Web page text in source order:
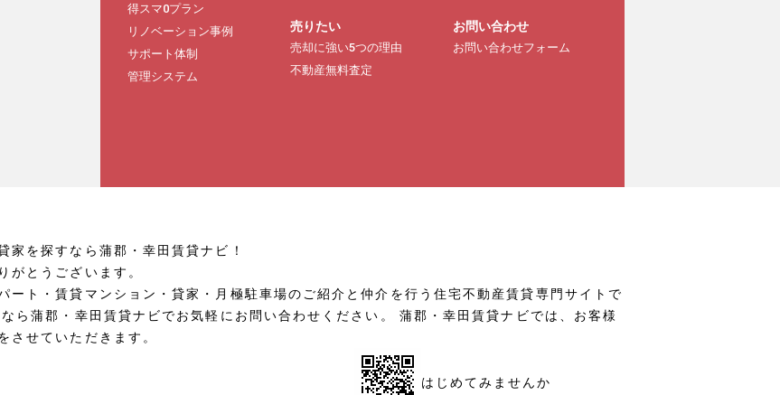
得スマ0プラン
リノベーション事例
サポート体制
管理システム
売りたい
売却に強い5つの理由
不動産無料査定
お問い合わせ
お問い合わせフォーム
家を探すなら蒲郡・幸田賃貸ナビ！
がとうございます。
ート・賃貸マンション・貸家・月極駐車場のご紹介と仲介を行う住宅不動産賃貸専門サイトで
ら蒲郡・幸田賃貸ナビでお気軽にお問い合わせください。 蒲郡・幸田賃貸ナビでは、お客様
させていただきます。
はじめてみませんか